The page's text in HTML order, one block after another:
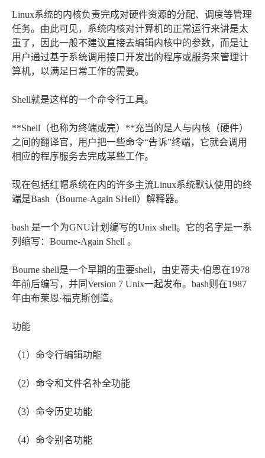
Linux系统的内核负责完成对硬件资源的分配、调度等管理
任务。由此可见，系统内核对计算机的正常运行来讲是太
重了，因此一般不建议直接去编辑内核中的参数，而是让
用户通过基于系统调用接口开发出的程序或服务来管理计
算机，以满足日常工作的需要。
Shell就是这样的一个命令行工具。
**Shell（也称为终端或壳）**充当的是人与内核（硬件）
之间的翻译官，用户把一些命令“告诉”终端，它就会调用
相应的程序服务去完成某些工作。
现在包括红帽系统在内的许多主流Linux系统默认使用的终
端是Bash（Bourne-Again SHell）解释器。
bash 是一个为GNU计划编写的Unix shell。它的名字是一系
列缩写：Bourne-Again Shell 。
Bourne shell是一个早期的重要shell，由史蒂夫·伯恩在1978
年前后编写，并同Version 7 Unix一起发布。bash则在1987
年由布莱恩·福克斯创造。
功能
（1）命令行编辑功能
（2）命令和文件名补全功能
（3）命令历史功能
（4）命令别名功能